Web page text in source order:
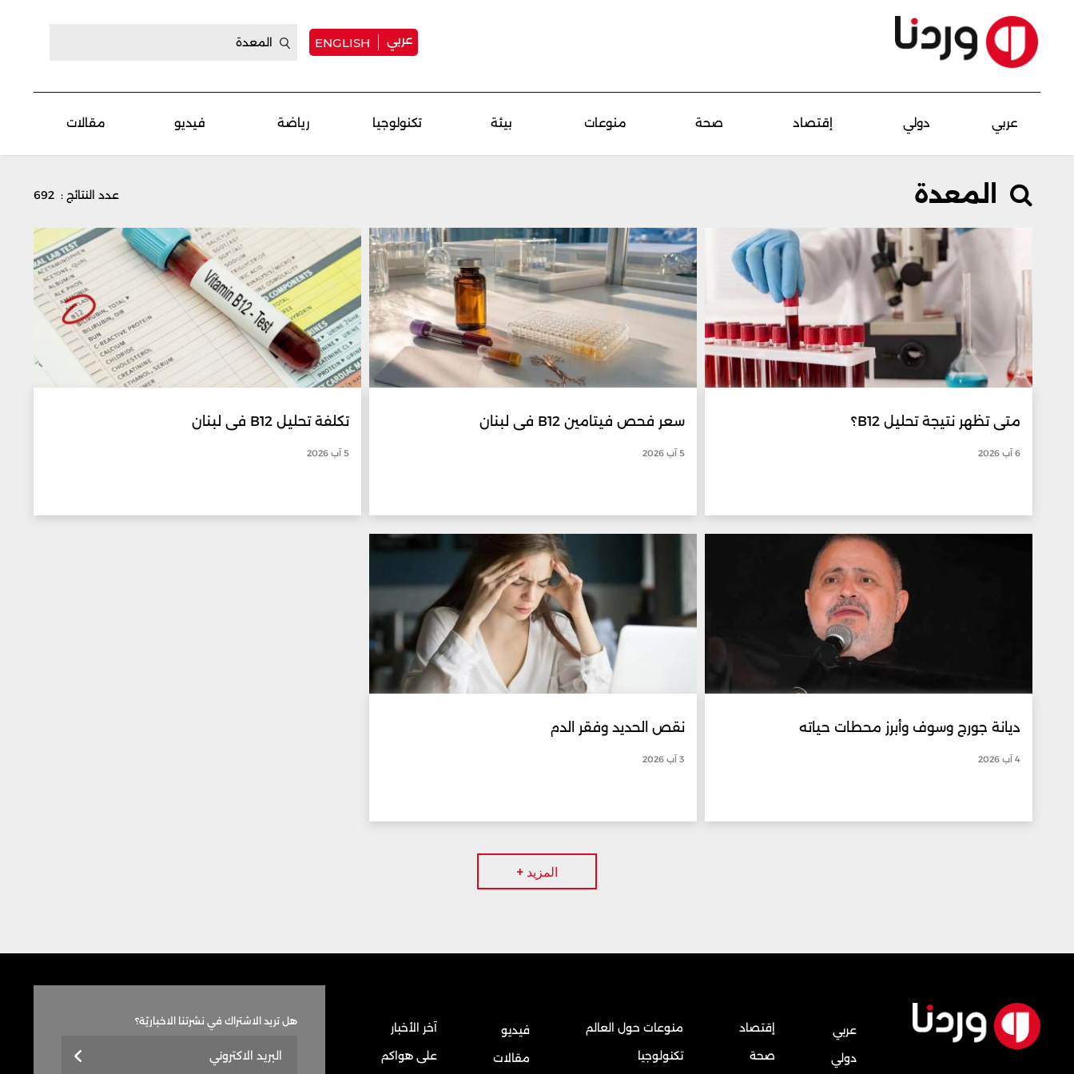
عربي ENGLISH
عربي دولي إقتصاد صحة منوعات بيئة تكنولوجيا رياضة فيديو مقالات
المعدة عدد النتائج : 692
متى تظهر نتيجة تحليل B12؟
6 آب 2026
سعر فحص فيتامين B12 في لبنان
5 آب 2026
تكلفة تحليل B12 في لبنان
5 آب 2026
ديانة جورج وسوف وأبرز محطات حياته
4 آب 2026
نقص الحديد وفقر الدم
3 آب 2026
المزيد +
عربي
دولي
إقتصاد
صحة
منوعات حول العالم
تكنولوجيا
فيديو
مقالات
آخر الأخبار
على هواكم
هل تريد الاشتراك في نشرتنا الاخباريّة؟